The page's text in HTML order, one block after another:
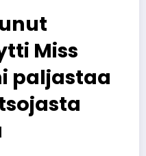
Miss
paljastaa